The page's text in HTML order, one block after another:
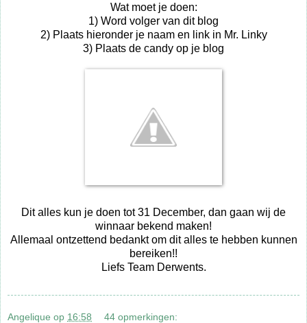
Wat moet je doen:
1) Word volger van dit blog
2) Plaats hieronder je naam en link in Mr. Linky
3) Plaats de candy op je blog
Dit alles kun je doen tot 31 December, dan gaan wij de
winnaar bekend maken!
Allemaal ontzettend bedankt om dit alles te hebben kunnen
bereiken!!
Liefs Team Derwents.
Angelique op 16:58 44 opmerkingen: